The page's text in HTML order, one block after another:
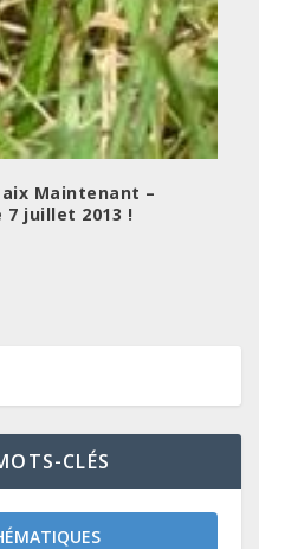
Maintenant –
juillet 2013 !
CLÉS